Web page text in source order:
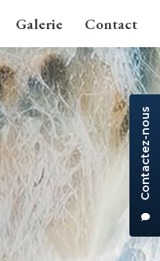
Contactez-nous
Galerie Contact